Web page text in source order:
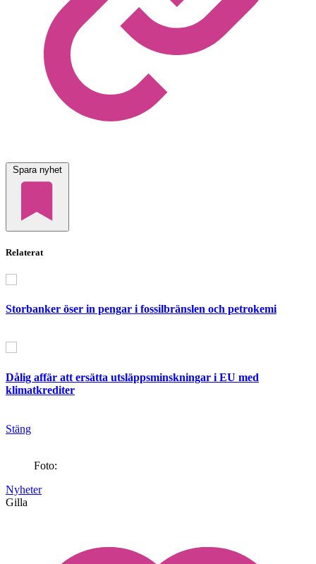
Spara nyhet
Relaterat
Storbanker öser in pengar i fossilbränslen och petrokemi
Dålig affär att ersätta utsläppsminskningar i EU med
klimatkrediter
Stäng
Foto:
Nyheter
Gilla